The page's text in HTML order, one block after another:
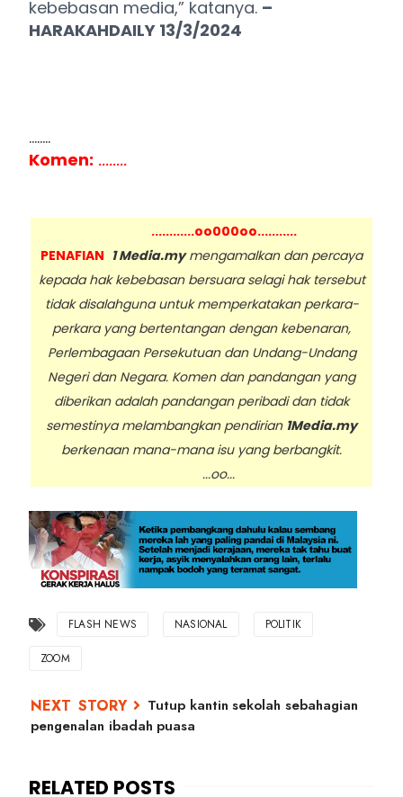
kebebasan media,” katanya. –
HARAKAHDAILY 13/3/2024
........
Komen: ........
............oo000oo...........
PENAFIAN 1 Media.mymengamalkan dan percaya
kepada hak kebebasan bersuara selagi hak tersebut
tidak disalahguna untuk memperkatakan perkara-
perkara yang bertentangan dengan kebenaran,
Perlembagaan Persekutuan dan Undang-Undang
Negeri dan Negara. Komen dan pandangan yang
diberikan adalah pandangan peribadi dan tidak
semestinya melambangkan pendirian 1Media.my
berkenaan mana-mana isu yang berbangkit.
...oo...
FLASH NEWS NASIONAL POLITIK
ZOOM
Tutup kantin sekolah sebahagian
pengenalan ibadah puasa